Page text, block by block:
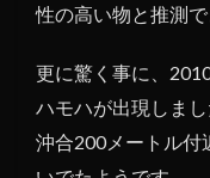
性の高い物と推測で
更に驚く事に、
ハモハが出現しまし
沖合200メートル付